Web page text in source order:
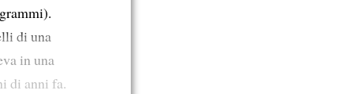
di una
in una
di anni fa.